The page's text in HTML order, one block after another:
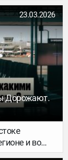
тишины,
и шума
побережье
о лучших
23.03.2026
Дорожают.
и во
рейсы и